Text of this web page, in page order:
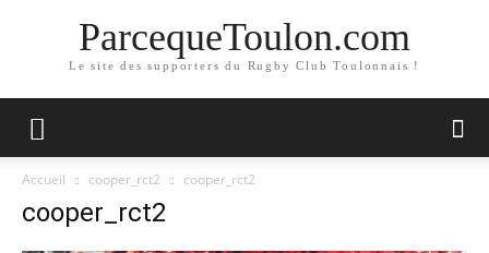
ParcequeToulon.com
Le site des supporters du Rugby Club Toulonnais !
Accueil cooper_rct2 cooper_rct2
cooper_rct2